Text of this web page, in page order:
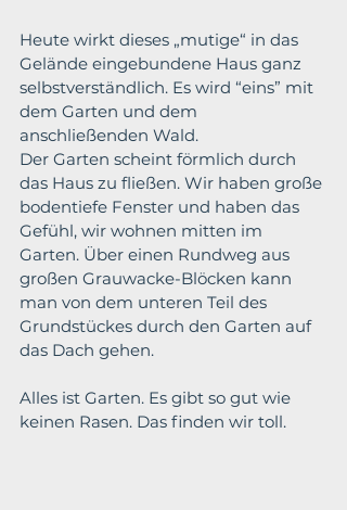
Heute wirkt dieses „mutige“ in das
Gelände eingebundene Haus ganz
selbstverständlich. Es wird “eins” mit
dem Garten und dem
anschließenden Wald.
Der Garten scheint förmlich durch
das Haus zu fließen. Wir haben große
bodentiefe Fenster und haben das
Gefühl, wir wohnen mitten im
Garten. Über einen Rundweg aus
großen Grauwacke-Blöcken kann
man von dem unteren Teil des
Grundstückes durch den Garten auf
das Dach gehen.
Alles ist Garten. Es gibt so gut wie
keinen Rasen. Das finden wir toll.